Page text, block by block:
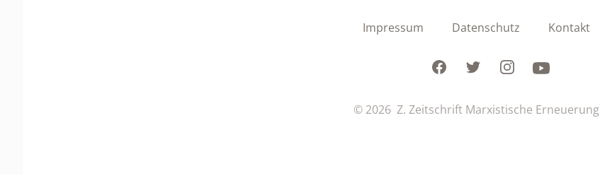
Impressum Datenschutz Kontakt
FacebookTwitterInstagramYoutube
© 2026 Z. Zeitschrift Marxistische Erneuerung